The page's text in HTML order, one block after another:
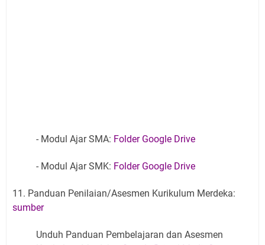
- Modul Ajar SMA: Folder Google Drive
- Modul Ajar SMK: Folder Google Drive
11. Panduan Penilaian/Asesmen Kurikulum Merdeka:
sumber
Unduh Panduan Pembelajaran dan Asesmen